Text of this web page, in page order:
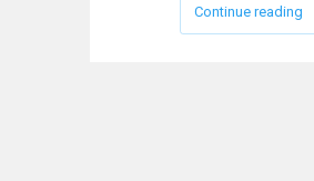
Continue reading